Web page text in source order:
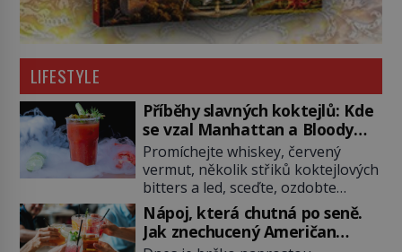
LIFESTYLE
Příběhy slavných koktejlů: Kde
se vzal Manhattan a Bloody
Mary?
Promíchejte whiskey, červený
vermut, několik střiků koktejlových
bitters a led, sceďte, ozdobte
koktejlovou třešinkou a tadá…
Manhattan je tu! A pokud to má být
skutečně on, dejte si pozor, ať
Nápoj, která chutná po seně.
Jak znechucený Američan